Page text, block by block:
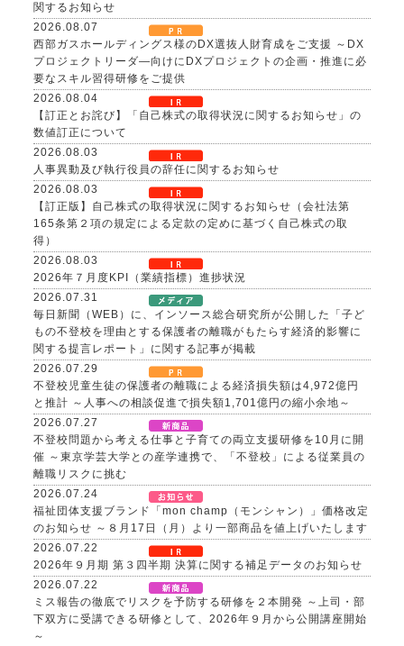
関するお知らせ
2026.08.07
西部ガスホールディングス様のDX選抜人財育成をご支援 ～DX
プロジェクトリーダ―向けにDXプロジェクトの企画・推進に必
要なスキル習得研修をご提供
2026.08.04
【訂正とお詫び】「自己株式の取得状況に関するお知らせ」の
数値訂正について
2026.08.03
人事異動及び執行役員の辞任に関するお知らせ
2026.08.03
【訂正版】自己株式の取得状況に関するお知らせ（会社法第
165条第２項の規定による定款の定めに基づく自己株式の取
得）
2026.08.03
2026年７月度KPI（業績指標）進捗状況
2026.07.31
毎日新聞（WEB）に、インソース総合研究所が公開した「子ど
もの不登校を理由とする保護者の離職がもたらす経済的影響に
関する提言レポート」に関する記事が掲載
2026.07.29
不登校児童生徒の保護者の離職による経済損失額は4,972億円
と推計 ～人事への相談促進で損失額1,701億円の縮小余地～
2026.07.27
不登校問題から考える仕事と子育ての両立支援研修を10月に開
催 ～東京学芸大学との産学連携で、「不登校」による従業員の
離職リスクに挑む
2026.07.24
福祉団体支援ブランド「mon champ（モンシャン）」価格改定
のお知らせ ～８月17日（月）より一部商品を値上げいたします
2026.07.22
2026年９月期 第３四半期 決算に関する補足データのお知らせ
2026.07.22
ミス報告の徹底でリスクを予防する研修を２本開発 ～上司・部
下双方に受講できる研修として、2026年９月から公開講座開始
～